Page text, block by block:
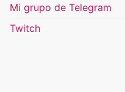
Mi grupo de Telegram
Twitch